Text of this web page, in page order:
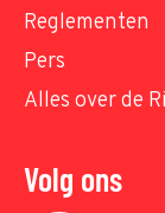
Reglementen
Pers
Alles over de
Volg ons